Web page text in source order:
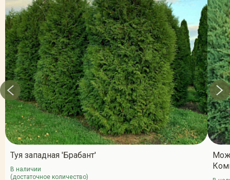
Туя западная 'Брабант'
В наличии
(достаточное количество)